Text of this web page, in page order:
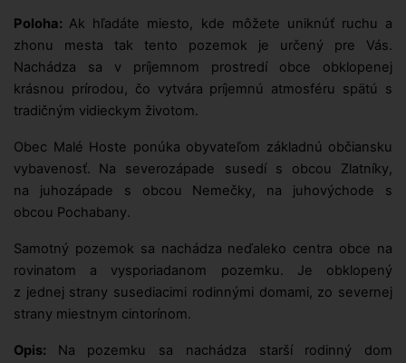
Poloha: Ak hľadáte miesto, kde môžete uniknúť ruchu a
zhonu mesta tak tento pozemok je určený pre Vás.
Nachádza sa v príjemnom prostredí obce obklopenej
krásnou prírodou, čo vytvára príjemnú atmosféru spätú s
tradičným vidieckym životom.
Obec Malé Hoste ponúka obyvateľom základnú občiansku
vybavenosť.
Na severozápade susedí s obcou Zlatníky,
na juhozápade s obcou Nemečky, na juhovýchode s
obcou Pochabany.
Samotný pozemok sa nachádza neďaleko centra obce na
rovinatom a vysporiadanom pozemku. Je obklopený
z jednej strany susediacimi rodinnými domami, zo severnej
strany miestnym cintorínom.
Opis:
Na pozemku sa nachádza starší rodinný dom